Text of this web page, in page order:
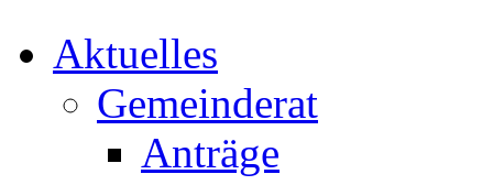
Aktuelles
Gemeinderat
Anträge